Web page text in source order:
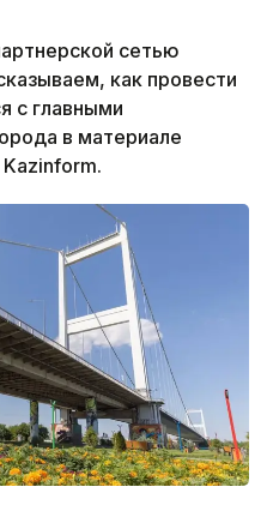
сетью
как провести
с главными
в материале